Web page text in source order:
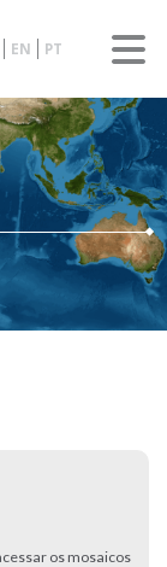
EN PT
os mosaicos